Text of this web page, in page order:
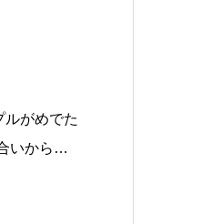
ルがめでた
いから成